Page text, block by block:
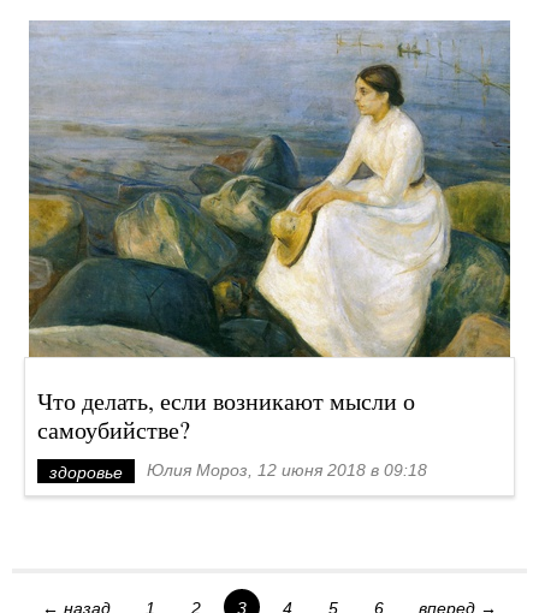
Что делать, если возникают мысли о
самоубийстве?
здоровье Юлия Мороз, 12 июня 2018 в 09:18
← назад 1 2 3 4 5 6 вперед →